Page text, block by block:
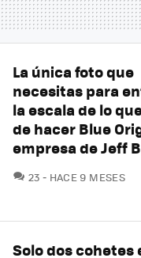
La única foto que
necesitas para
la escala de lo
de hacer Blue
empresa de Jeff
23 COMENTARIOS
HACE 9 MESES
Solo dos cohetes